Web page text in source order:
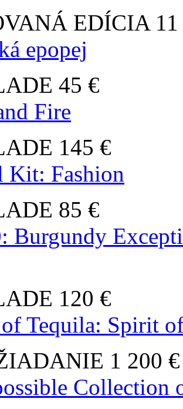
EDÍCIA
epopej
45 €
Fire
145 €
Kit: Fashion
85 €
Burgundy
120 €
Tequila: Spirit
1 200 €
Collection